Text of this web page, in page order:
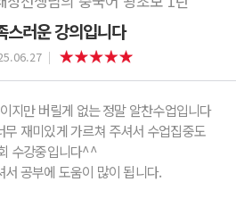
스러운 강의입니다
지만 버릴게 없는 정말 알찬수업입니다
재미있게 가르쳐 주셔서 수업집중도
수강중입니다^^
공부에 도움이 많이 됩니다.